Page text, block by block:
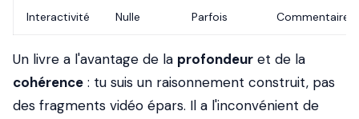
Interactivité Nulle Parfois Commentaires
Un livre a l'avantage de la profondeur et de la
cohérence : tu suis un raisonnement construit, pas
des fragments vidéo épars. Il a l'inconvénient de